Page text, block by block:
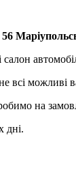
всі можливі
на
дні.